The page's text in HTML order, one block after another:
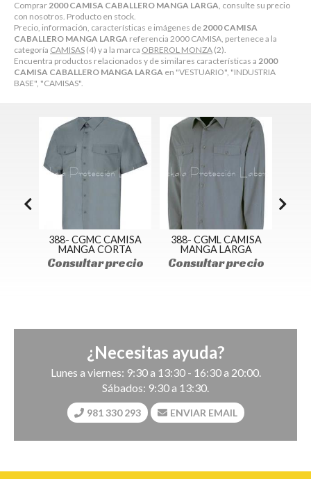
Comprar2000 CAMISA CABALLERO MANGA LARGA, consulte su precio
con nosotros. Producto en stock.
Precio, información, características e imágenes de2000 CAMISA
CABALLERO MANGA LARGA referencia 2000 CAMISA, pertenece a la
categoría CAMISAS (4) y a la marca OBREROL MONZA (2).
Encuentra productos relacionados y de similares características a 2000
CAMISA CABALLERO MANGA LARGA en "VESTUARIO", "INDUSTRIA
BASE", "CAMISAS".
388- CGMC CAMISA
MANGA CORTA
Consultar precio
388- CGML CAMISA
MANGA LARGA
Consultar precio
¿Necesitas ayuda?
Lunes a viernes: 9:30 a 13:30 - 16:30 a 20:00.
Sábados: 9:30 a 13:30.
981 330 293 ENVIAR EMAIL